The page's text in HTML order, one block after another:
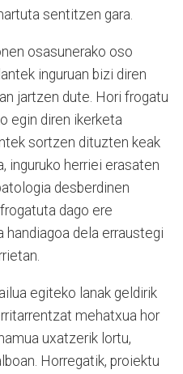
sentitzen gara.
osasunerako oso
inguruan bizi diren
jartzen dute. Hori frogatu
egin diren ikerketa
sortzen dituzten keak
inguruko herriei erasaten
desberdinen
dago ere
dela erraustegi
egiteko lanak geldirik
mehatxua hor
uxatzerik lortu,
Horregatik, proiektu